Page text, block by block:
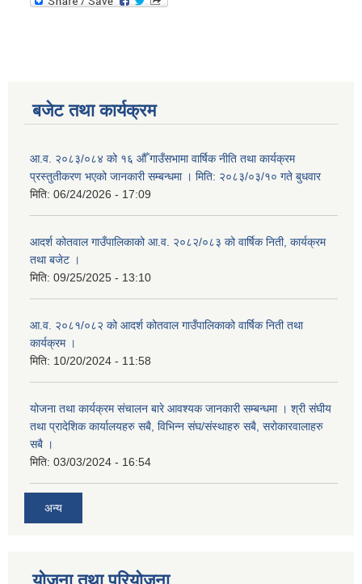
बजेट तथा कार्यक्रम
आ.व. २०८३/०८४ को १६ औँ गाउँसभामा वार्षिक नीति तथा कार्यक्रम
प्रस्तुतीकरण भएको जानकारी सम्बन्धमा । मिति: २०८३/०३/१० गते बुधवार
मिति: 06/24/2026 - 17:09
आदर्श कोतवाल गाउँपालिकाको आ.व. २०८२/०८३ को वार्षिक निती, कार्यक्रम
तथा बजेट ।
मिति: 09/25/2025 - 13:10
आ.व. २०८१/०८२ को आदर्श कोतवाल गाउँपालिकाको वार्षिक निती तथा
कार्यक्रम ।
मिति: 10/20/2024 - 11:58
योजना तथा कार्यक्रम संचालन बारे आवश्यक जानकारी सम्बन्धमा । श्री संघीय
तथा प्रादेशिक कार्यालयहरु सबै, विभिन्‍न संघ/संस्थाहरु सबै, सरोकारवालाहरु
सबै ।
मिति: 03/03/2024 - 16:54
अन्य
योजना तथा परियोजना